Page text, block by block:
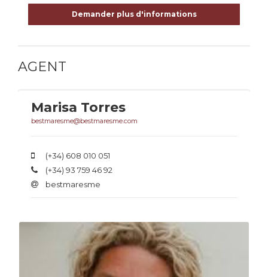
Demander plus d'informations
AGENT
Marisa Torres
bestmaresme@bestmaresme.com
(+34) 608 010 051
(+34) 93 759 46 92
bestmaresme